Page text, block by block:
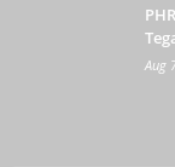
Aug